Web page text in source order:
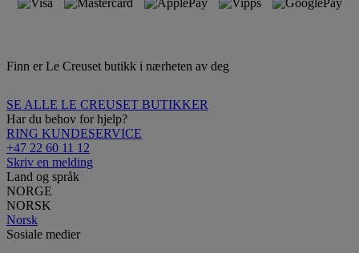
Finn er Le Creuset butikk i nærheten av deg
SE ALLE LE CREUSET BUTIKKER
Har du behov for hjelp?
RING KUNDESERVICE
+47 22 60 11 12
Skriv en melding
Land og språk
NORGE
NORSK
Norsk
Sosiale medier